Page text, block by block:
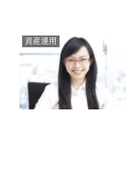
資産運用